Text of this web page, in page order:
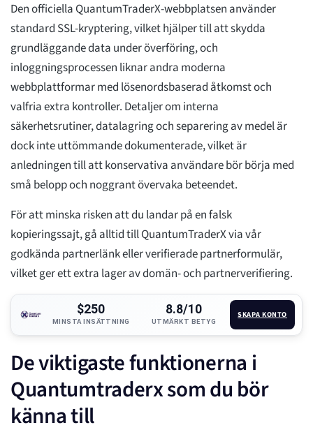
Den officiella QuantumTraderX-webbplatsen använder
standard SSL-kryptering, vilket hjälper till att skydda
grundläggande data under överföring, och
inloggningsprocessen liknar andra moderna
webbplattformar med lösenordsbaserad åtkomst och
valfria extra kontroller. Detaljer om interna
säkerhetsrutiner, datalagring och separering av medel är
dock inte uttömmande dokumenterade, vilket är
anledningen till att konservativa användare bör börja med
små belopp och noggrant övervaka beteendet.
För att minska risken att du landar på en falsk
kopieringssajt, gå alltid till QuantumTraderX via vår
godkända partnerlänk eller verifierade partnerformulär,
vilket ger ett extra lager av domän- och partnerverifiering.
$250
MINSTA INSÄTTNING
8.8/10
UTMÄRKT BETYG
SKAPA KONTO
De viktigaste funktionerna i
Quantumtraderx som du bör
känna till